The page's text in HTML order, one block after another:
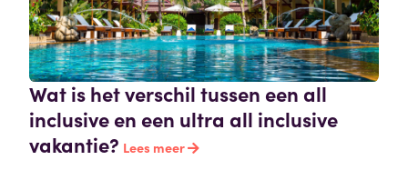
Wat is het verschil tussen een all
inclusive en een ultra all inclusive
vakantie? Lees meer